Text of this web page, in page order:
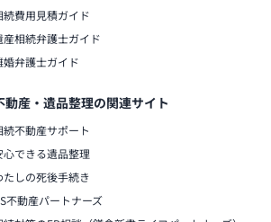
続費用見積ガイド
産相続弁護士ガイド
婚弁護士ガイド
動産・遺品整理の関連サイト
続不動産サポート
心できる遺品整理
たしの死後手続き
不動産パートナーズ